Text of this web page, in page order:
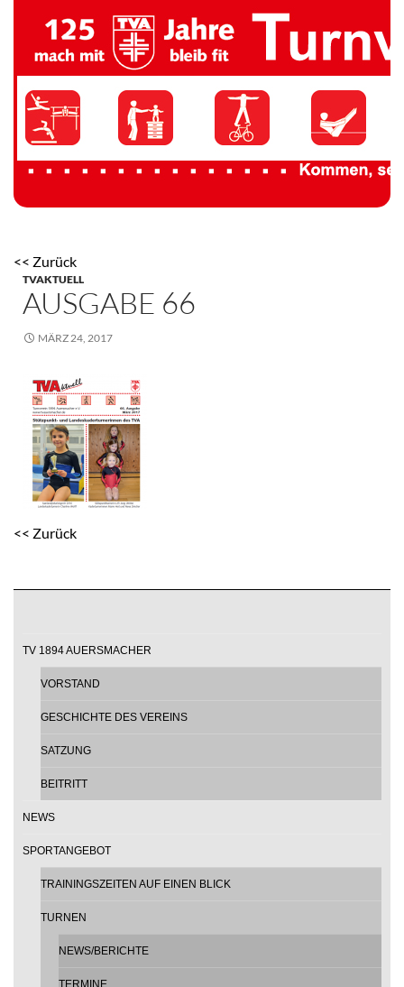
TV 1894 Auersmacher
<< Zurück
TVAKTUELL
AUSGABE 66
MÄRZ 24, 2017
<< Zurück
TV 1894 AUERSMACHER
VORSTAND
GESCHICHTE DES VEREINS
SATZUNG
BEITRITT
NEWS
SPORTANGEBOT
TRAININGSZEITEN AUF EINEN BLICK
TURNEN
NEWS/BERICHTE
TERMINE